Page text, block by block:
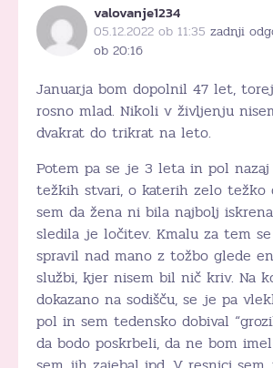
valovanje1234
05.12.2022 ob 11:35 zadnji
ob 20:16
Januarja bom dopolnil 47 let,
rosno mlad. Nikoli v življenju
dvakrat do trikrat na leto.
Potem pa se je 3 leta in pol
težkih stvari, o katerih zelo težko
sem da žena ni bila najbolj
sledila je ločitev. Kmalu za tem
spravil nad mano z tožbo glede
službi, kjer nisem bil nič kriv. Na
dokazano na sodišču, se je pa
pol in sem tedensko dobival
da bodo poskrbeli, da ne bom